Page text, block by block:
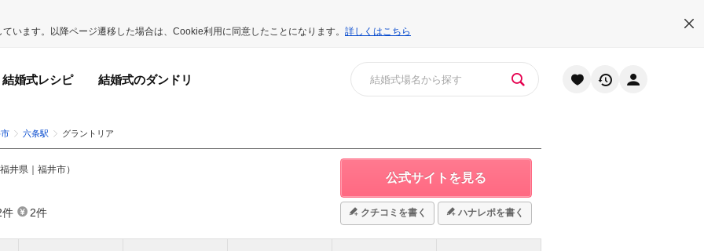
います。以降ページ遷移した場合は、Cookie利用に同意したことになります。 詳しくはこちら
結婚式レシピ 結婚式のダンドリ
六条駅 グラントリア
福井県 福井市）
件 2件
公式サイトを見る
クチコミを書く ハナレポを書く